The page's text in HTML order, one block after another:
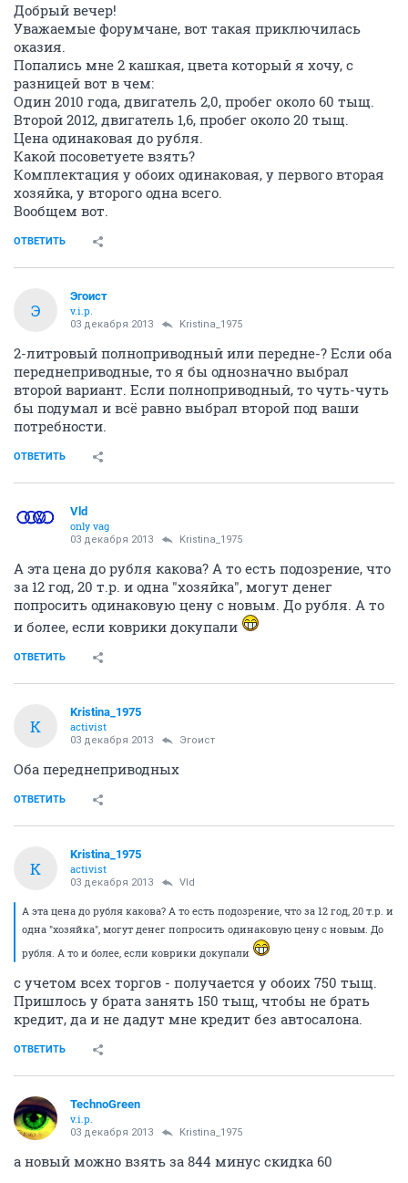
Добрый вечер!
Уважаемые форумчане, вот такая приключилась
оказия.
Попались мне 2 кашкая, цвета который я хочу, с
разницей вот в чем:
Один 2010 года, двигатель 2,0, пробег около 60 тыщ.
Второй 2012, двигатель 1,6, пробег около 20 тыщ.
Цена одинаковая до рубля.
Какой посоветуете взять?
Комплектация у обоих одинаковая, у первого вторая
хозяйка, у второго одна всего.
Вообщем вот.
ОТВЕТИТЬ
Э
Эгоист
v.i.p.
03 декабря 2013 Kristina_1975
2-литровый полноприводный или передне-? Если оба
переднеприводные, то я бы однозначно выбрал
второй вариант. Если полноприводный, то чуть-чуть
бы подумал и всё равно выбрал второй под ваши
потребности.
ОТВЕТИТЬ
Vld
only vag
03 декабря 2013 Kristina_1975
А эта цена до рубля какова? А то есть подозрение, что
за 12 год, 20 т.р. и одна "хозяйка", могут денег
попросить одинаковую цену с новым. До рубля. А то
и более, если коврики докупали
ОТВЕТИТЬ
K
Kristina_1975
activist
03 декабря 2013 Эгоист
Оба переднеприводных
ОТВЕТИТЬ
K
Kristina_1975
activist
03 декабря 2013 Vld
А эта цена до рубля какова? А то есть подозрение, что за 12 год, 20 т.р. и
одна "хозяйка", могут денег попросить одинаковую цену с новым. До
рубля. А то и более, если коврики докупали
с учетом всех торгов - получается у обоих 750 тыщ.
Пришлось у брата занять 150 тыщ, чтобы не брать
кредит, да и не дадут мне кредит без автосалона.
ОТВЕТИТЬ
TechnoGreen
v.i.p.
03 декабря 2013 Kristina_1975
а новый можно взять за 844 минус скидка 60